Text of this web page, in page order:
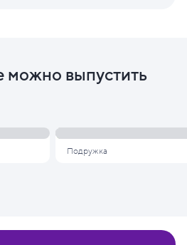
можно выпустить
Подружка